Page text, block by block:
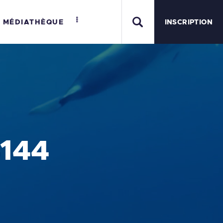
MÉDIATHÈQUE INSCRIPTION